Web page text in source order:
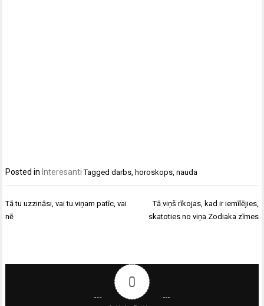
Posted in Interesanti Taggeddarbs, horoskops,nauda
Ziņu
izvēlne
Tā tu uzzināsi, vai tu viņam patīc, vai
nē
Tā viņš rīkojas, kad ir iemīlējies,
skatoties no viņa Zodiaka zīmes
0